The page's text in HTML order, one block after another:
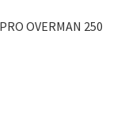
OVERMAN 250